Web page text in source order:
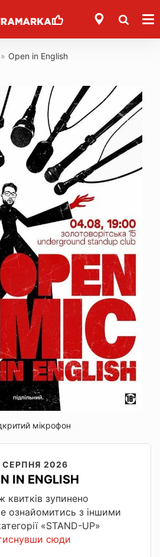
» Open in English
мікрофон
СЕРПНЯ 2026
IN ENGLISH
квитків зупинено
ознайомитись з іншими
«STAND-UP»
сюди